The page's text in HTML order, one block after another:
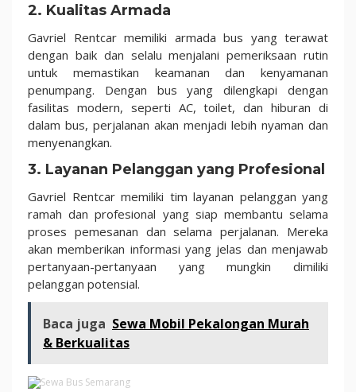
2. Kualitas Armada
Gavriel Rentcar memiliki armada bus yang terawat
dengan baik dan selalu menjalani pemeriksaan rutin
untuk memastikan keamanan dan kenyamanan
penumpang. Dengan bus yang dilengkapi dengan
fasilitas modern, seperti AC, toilet, dan hiburan di
dalam bus, perjalanan akan menjadi lebih nyaman dan
menyenangkan.
3. Layanan Pelanggan yang Profesional
Gavriel Rentcar memiliki tim layanan pelanggan yang
ramah dan profesional yang siap membantu selama
proses pemesanan dan selama perjalanan. Mereka
akan memberikan informasi yang jelas dan menjawab
pertanyaan-pertanyaan yang mungkin dimiliki
pelanggan potensial.
Baca juga Sewa Mobil Pekalongan Murah
& Berkualitas